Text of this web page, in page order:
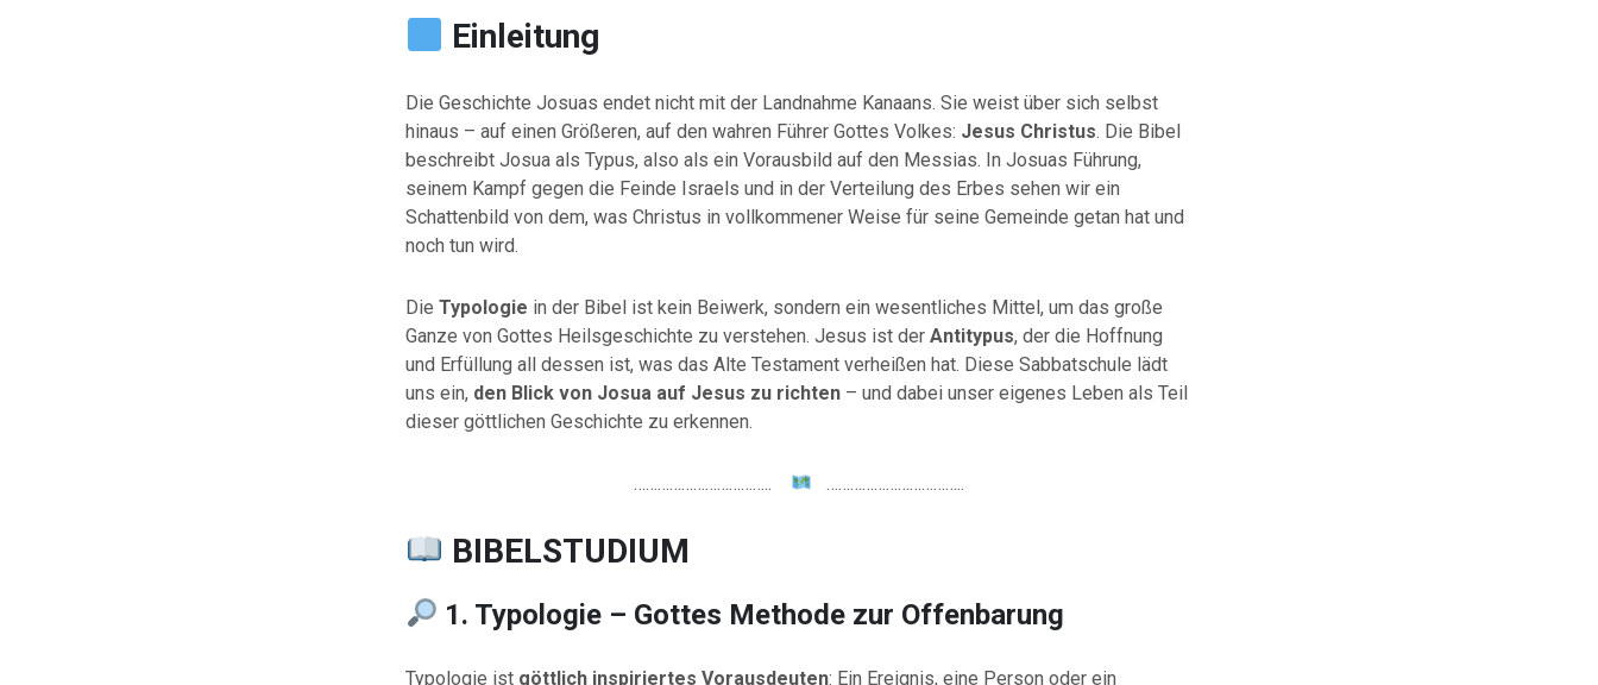
Einleitung
Die Geschichte Josuas endet nicht mit der Landnahme Kanaans. Sie weist über sich selbst
hinaus – auf einen Größeren, auf den wahren Führer Gottes Volkes: Jesus Christus. Die Bibel
beschreibt Josua als Typus, also als ein Vorausbild auf den Messias. In Josuas Führung,
seinem Kampf gegen die Feinde Israels und in der Verteilung des Erbes sehen wir ein
Schattenbild von dem, was Christus in vollkommener Weise für seine Gemeinde getan hat und
noch tun wird.
Die Typologie in der Bibel ist kein Beiwerk, sondern ein wesentliches Mittel, um das große
Ganze von Gottes Heilsgeschichte zu verstehen. Jesus ist der Antitypus, der die Hoffnung
und Erfüllung all dessen ist, was das Alte Testament verheißen hat. Diese Sabbatschule lädt
uns ein, den Blick von Josua auf Jesus zu richten– und dabei unser eigenes Leben als Teil
dieser göttlichen Geschichte zu erkennen.
…………………………….. ……………………………..
BIBELSTUDIUM
1. Typologie – Gottes Methode zur Offenbarung
Typologie ist göttlich inspiriertes Vorausdeuten: Ein Ereignis, eine Person oder ein